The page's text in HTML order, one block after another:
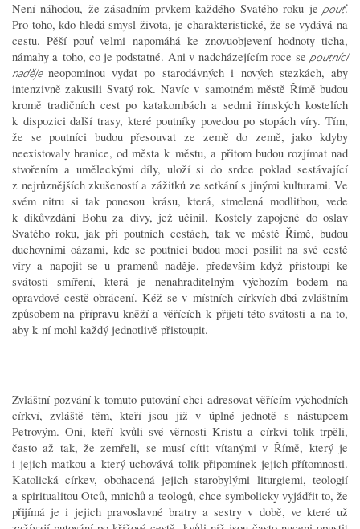
Není náhodou, že zásadním prvkem každého Svatého roku je pouť.
Pro toho, kdo hledá smysl života, je charakteristické, že se vydává na
cestu. Pěší pouť velmi napomáhá ke znovuobjevení hodnoty ticha,
námahy a toho, co je podstatné. Ani v nadcházejícím roce se poutníci
nadějeneopominou vydat po starodávných i nových stezkách, aby
intenzivně zakusili Svatý rok. Navíc v samotném městě Římě budou
kromě tradičních cest po katakombách a sedmi římských kostelích
k dispozici další trasy, které poutníky povedou po stopách víry. Tím,
že se poutníci budou přesouvat ze země do země, jako kdyby
neexistovaly hranice, od města k městu, a přitom budou rozjímat nad
stvořením a uměleckými díly, uloží si do srdce poklad sestávající
z nejrůznějších zkušeností a zážitků ze setkání s jinými kulturami. Ve
svém nitru si tak ponesou krásu, která, stmelená modlitbou, vede
k díkůvzdání Bohu za divy, jež učinil. Kostely zapojené do oslav
Svatého roku, jak při poutních cestách, tak ve městě Římě, budou
duchovními oázami, kde se poutníci budou moci posílit na své cestě
víry a napojit se u pramenů naděje, především když přistoupí ke
svátosti smíření, která je nenahraditelným výchozím bodem na
opravdové cestě obrácení. Kéž se v místních církvích dbá zvláštním
způsobem na přípravu kněží a věřících k přijetí této svátosti a na to,
aby k ní mohl každý jednotlivě přistoupit.
Zvláštní pozvání k tomuto putování chci adresovat věřícím východních
církví, zvláště těm, kteří jsou již v úplné jednotě s nástupcem
Petrovým. Oni, kteří kvůli své věrnosti Kristu a církvi tolik trpěli,
často až tak, že zemřeli, se musí cítit vítanými v Římě, který je
i jejich matkou a který uchovává tolik připomínek jejich přítomnosti.
Katolická církev, obohacená jejich starobylými liturgiemi, teologií
a spiritualitou Otců, mnichů a teologů, chce symbolicky vyjádřit to, že
přijímá je i jejich pravoslavné bratry a sestry v době, ve které už